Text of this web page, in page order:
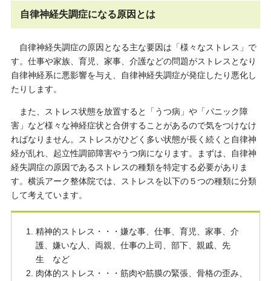
自律神経失調症になる原因とは
自律神経失調症の原因となる主な要因は「様々なストレス」で
す。仕事や家族、育児、家事、介護などの問題がストレスとなり
自律神経系に悪影響を与え、自律神経失調症が発症したり悪化し
たりします。
また、ストレス状態を放置すると「うつ病」や「パニック障
害」など様々な神経症状と合併することがあるので気をつけなけ
ればなりません。ストレスがひどく多い状態が長く続くと自律神
経が乱れ、起立性調節障害やうつ病になります。まずは、自律神
経失調症の原因であるストレスの種類を特定する必要がありま
す。横浜アーク整体院では、ストレスを以下の５つの種類に分類
して考えています。
精神的ストレス・・・嫌な事、仕事、育児、家事、介
護、嫌いな人、両親、仕事の上司、部下、親戚、先
生 など
肉体的ストレス・・・筋肉や筋膜の緊張、骨格の歪み、